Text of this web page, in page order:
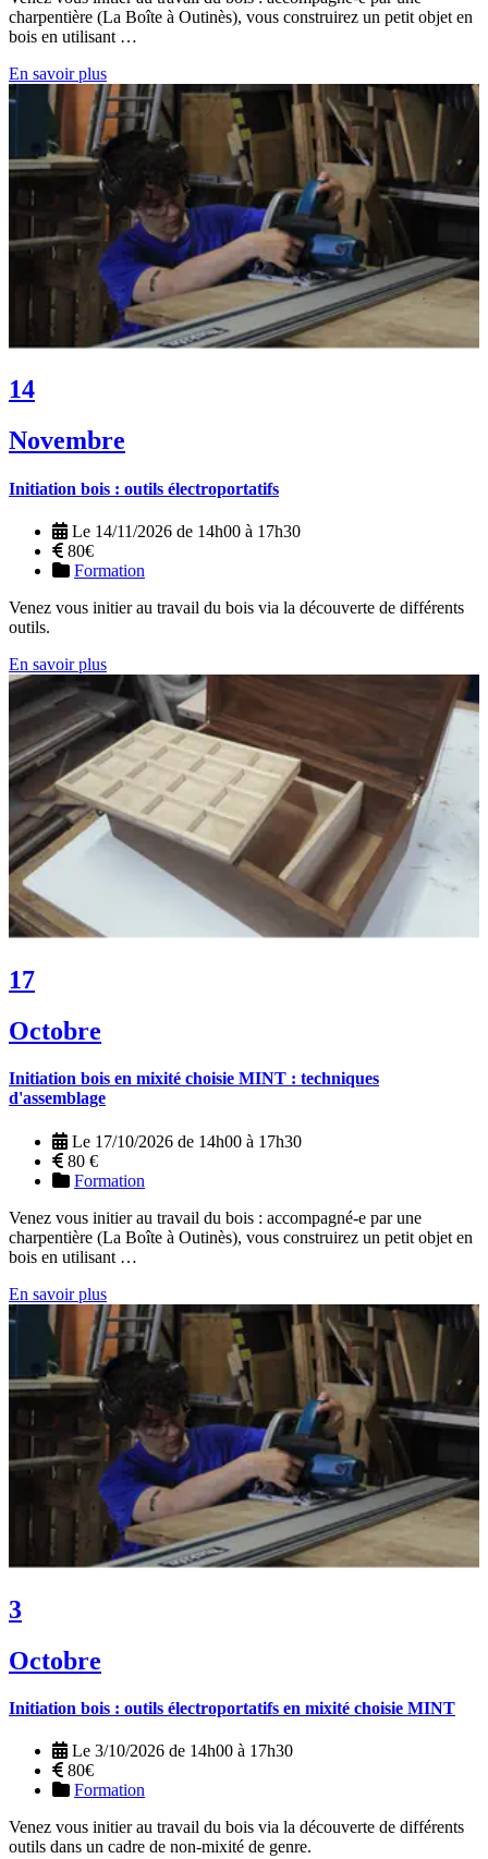
charpentière (La Boîte à Outinès), vous construirez un petit objet en
bois en utilisant …
En savoir plus
14
Novembre
Initiation bois : outils électroportatifs
Le 14/11/2026 de 14h00 à 17h30
80€
Formation
Venez vous initier au travail du bois via la découverte de différents
outils.
En savoir plus
17
Octobre
Initiation bois en mixité choisie MINT : techniques
d'assemblage
Le 17/10/2026 de 14h00 à 17h30
80 €
Formation
Venez vous initier au travail du bois : accompagné-e par une
charpentière (La Boîte à Outinès), vous construirez un petit objet en
bois en utilisant …
En savoir plus
3
Octobre
Initiation bois : outils électroportatifs en mixité choisie MINT
Le 3/10/2026 de 14h00 à 17h30
80€
Formation
Venez vous initier au travail du bois via la découverte de différents
outils dans un cadre de non-mixité de genre.